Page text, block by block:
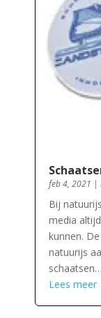
feb 4, 2021 |
Bij
media
kunnen.
natuurijs
Lees meer